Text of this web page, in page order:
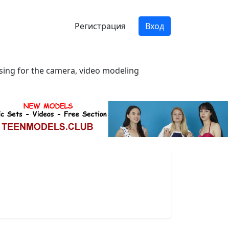
Регистрация Вход
for the camera, video modeling